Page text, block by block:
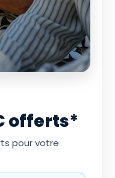
offerts*
pour votre